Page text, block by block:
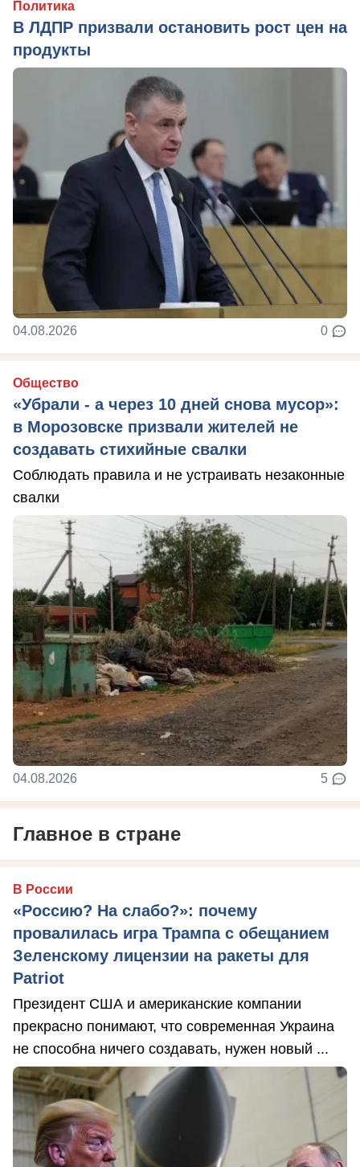
Политика
В ЛДПР призвали остановить рост цен на
продукты
04.08.2026 0
Общество
«Убрали - а через 10 дней снова мусор»:
в Морозовске призвали жителей не
создавать стихийные свалки
Соблюдать правила и не устраивать незаконные
свалки
04.08.2026 5
Главное в стране
В России
«Россию? На слабо?»: почему
провалилась игра Трампа с обещанием
Зеленскому лицензии на ракеты для
Patriot
Президент США и американские компании
прекрасно понимают, что современная Украина
не способна ничего создавать, нужен новый ...